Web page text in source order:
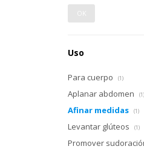
OK
Uso
Para cuerpo (1)
Aplanar abdomen (1)
Afinar medidas (1)
Levantar glúteos (1)
Promover